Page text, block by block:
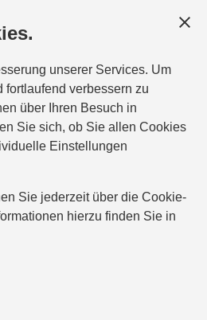
unserer Services. Um
verbessern zu
über Ihren Besuch in
Sie sich, ob Sie allen Cookies
Einstellungen
Sie jederzeit über die Cookie-
hierzu finden Sie in
fraeter-kiel@suzuki-handel.de